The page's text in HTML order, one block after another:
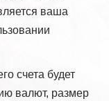
ваша
счета будет
валют, размер